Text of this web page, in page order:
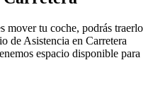
mover tu coche, podrás traerlo
de Asistencia en Carretera
espacio disponible para